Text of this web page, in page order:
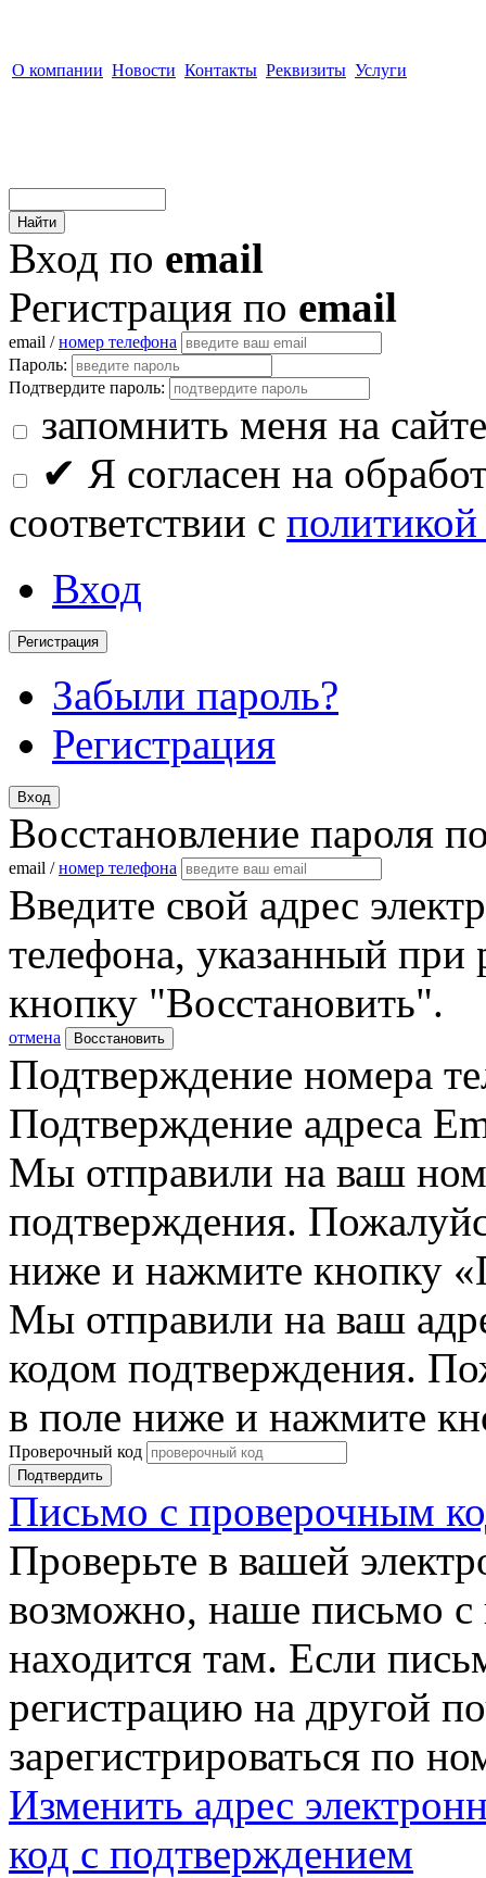
О компании Новости Контакты Реквизиты Услуги
Вход по email
Регистрация по email
email /номер телефона
Пароль:
Подтвердите пароль:
запомнить меня на сайте
✔ Я согласен на
соответствии с
Вход
Регистрация
Забыли пароль?
Регистрация
Вход
Восстановление пароля
email /номер телефона
Введите свой адрес
телефона, указанный при
кнопку "Восстановить".
отмена Восстановить
Подтверждение номера
Подтверждение адреса
Мы отправили на ваш
подтверждения.
ниже и нажмите кнопку
Мы отправили на ваш
кодом подтверждения.
в поле ниже и нажмите
Проверочный код
Подтвердить
Письмо с проверочным
Проверьте в вашей
возможно, наше письмо с
находится там. Если
регистрацию на другой
зарегистрироваться по
Изменить адрес
код с подтверждением